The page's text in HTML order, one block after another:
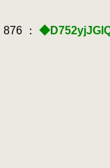
876 ：
xｧｧ
斗
/{{ `
/ ≫"￣
,'〃|′ ﾘ |l
{/
レ7! x￢
|ノ ! ｘ